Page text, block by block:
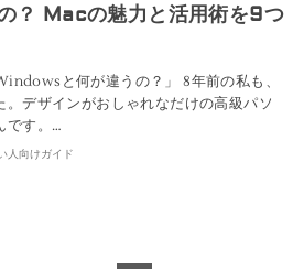
？ Macの魅力と活用術を9つ
と何が違うの？」 8年前の私も、
。デザインがおしゃれなだけの高級パソ
です。…
人向けガイド